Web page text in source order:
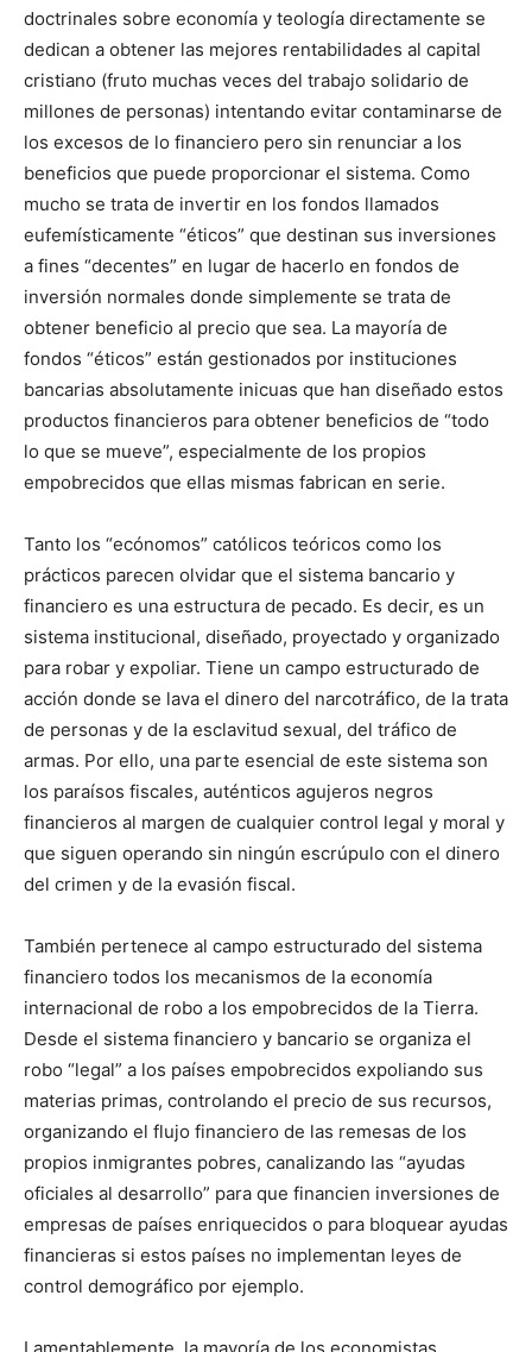
doctrinales sobre economía y teología directamente se
dedican a obtener las mejores rentabilidades al capital
cristiano (fruto muchas veces del trabajo solidario de
millones de personas) intentando evitar contaminarse de
los excesos de lo financiero pero sin renunciar a los
beneficios que puede proporcionar el sistema. Como
mucho se trata de invertir en los fondos llamados
eufemísticamente “éticos” que destinan sus inversiones
a fines “decentes” en lugar de hacerlo en fondos de
inversión normales donde simplemente se trata de
obtener beneficio al precio que sea. La mayoría de
fondos “éticos” están gestionados por instituciones
bancarias absolutamente inicuas que han diseñado estos
productos financieros para obtener beneficios de “todo
lo que se mueve”, especialmente de los propios
empobrecidos que ellas mismas fabrican en serie.
Tanto los “ecónomos” católicos teóricos como los
prácticos parecen olvidar que el sistema bancario y
financiero es una estructura de pecado. Es decir, es un
sistema institucional, diseñado, proyectado y organizado
para robar y expoliar. Tiene un campo estructurado de
acción donde se lava el dinero del narcotráfico, de la trata
de personas y de la esclavitud sexual, del tráfico de
armas. Por ello, una parte esencial de este sistema son
los paraísos fiscales, auténticos agujeros negros
financieros al margen de cualquier control legal y moral y
que siguen operando sin ningún escrúpulo con el dinero
del crimen y de la evasión fiscal.
También pertenece al campo estructurado del sistema
financiero todos los mecanismos de la economía
internacional de robo a los empobrecidos de la Tierra.
Desde el sistema financiero y bancario se organiza el
robo “legal” a los países empobrecidos expoliando sus
materias primas, controlando el precio de sus recursos,
organizando el flujo financiero de las remesas de los
propios inmigrantes pobres, canalizando las “ayudas
oficiales al desarrollo” para que financien inversiones de
empresas de países enriquecidos o para bloquear ayudas
financieras si estos países no implementan leyes de
control demográfico por ejemplo.